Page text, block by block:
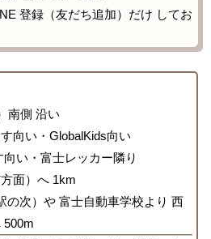
登録（友だち追加）だけ してお
南側 沿い
向い・GlobalKids向い
い・富士レッカー隣り
面）へ 1km
の次）や 富士自動車学校より 西
500m